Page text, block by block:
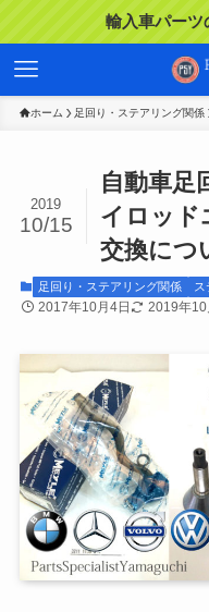
輸入車パーツ
ホーム 足回り・ステアリング関係
自動車足
イロッド
交換につ
2019
10/15
足回り・ステアリング関係 ス
2017年10月4日 2019年10